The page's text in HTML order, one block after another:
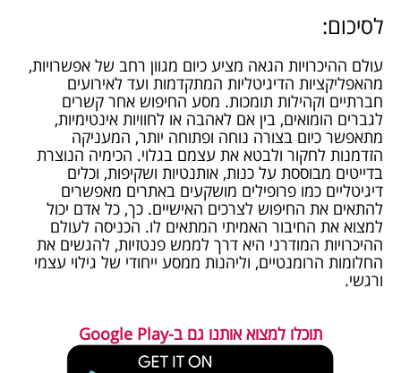
לסיכום:
עולם ההיכרויות הגאה מציע כיום מגוון רחב של אפשרויות,
מהאפליקציות הדיגיטליות המתקדמות ועד לאירועים
חברתיים וקהילות תומכות. מסע החיפוש אחר קשרים
לגברים הומואים, בין אם לאהבה או לחוויות אינטימיות,
מתאפשר כיום בצורה נוחה ופתוחה יותר, המעניקה
הזדמנות לחקור ולבטא את עצמם בגלוי. הכימיה הנוצרת
בדייטים מבוססת על כנות, אותנטיות ושקיפות, וכלים
דיגיטליים כמו פרופילים מושקעים באתרים מאפשרים
להתאים את החיפוש לצרכים האישיים. כך, כל אדם יכול
למצוא את החיבור האמיתי המתאים לו. הכניסה לעולם
ההיכרויות המודרני היא דרך לממש פנטזיות, להגשים את
החלומות הרומנטיים, וליהנות ממסע ייחודי של גילוי עצמי
ורגשי.
תוכלו למצוא אותנו גם ב-Google Play